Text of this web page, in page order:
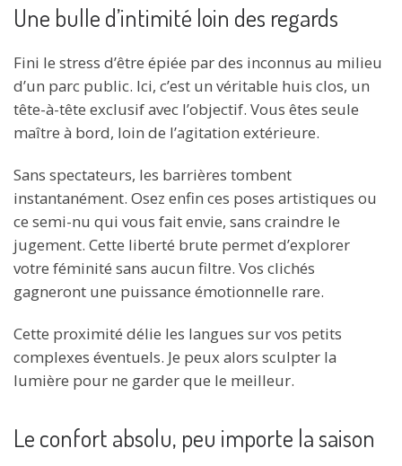
Une bulle d’intimité loin des regards
Fini le stress d’être épiée par des inconnus au milieu
d’un parc public. Ici, c’est un véritable huis clos, un
tête-à-tête exclusif avec l’objectif. Vous êtes seule
maître à bord, loin de l’agitation extérieure.
Sans spectateurs, les barrières tombent
instantanément. Osez enfin ces poses artistiques ou
ce semi-nu qui vous fait envie, sans craindre le
jugement. Cette liberté brute permet d’explorer
votre féminité sans aucun filtre. Vos clichés
gagneront une puissance émotionnelle rare.
Cette proximité délie les langues sur vos petits
complexes éventuels. Je peux alors sculpter la
lumière pour ne garder que le meilleur.
Le confort absolu, peu importe la saison